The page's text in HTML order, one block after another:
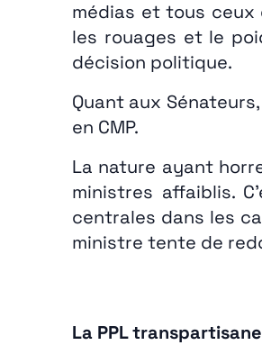
médias et tous ceux
les rouages et le
décision politique.
Quant aux
en CMP.
La nature ayant
ministres affaiblis.
centrales dans les
ministre tente de
La PPL